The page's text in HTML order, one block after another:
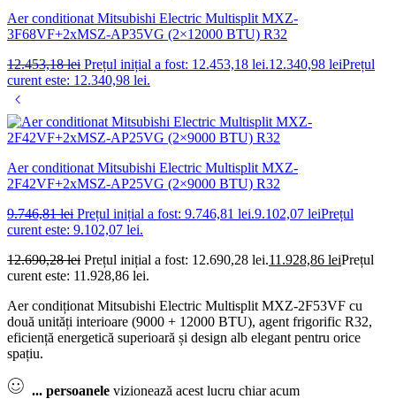
Aer conditionat Mitsubishi Electric Multisplit MXZ-
3F68VF+2xMSZ-AP35VG (2×12000 BTU) R32
12.453,18lei Prețul inițial a fost: 12.453,18 lei.12.340,98 leiPrețul
curent este: 12.340,98 lei.
Aer conditionat Mitsubishi Electric Multisplit MXZ-
2F42VF+2xMSZ-AP25VG (2×9000 BTU) R32
9.746,81lei Prețul inițial a fost: 9.746,81 lei.9.102,07 leiPrețul
curent este: 9.102,07 lei.
12.690,28lei Prețul inițial a fost: 12.690,28 lei.11.928,86 leiPrețul
curent este: 11.928,86 lei.
Aer condiționat Mitsubishi Electric Multisplit MXZ-2F53VF cu
două unități interioare (9000 + 12000 BTU), agent frigorific R32,
eficiență energetică superioară și design alb elegant pentru orice
spațiu.
... persoanele vizionează acest lucru chiar acum